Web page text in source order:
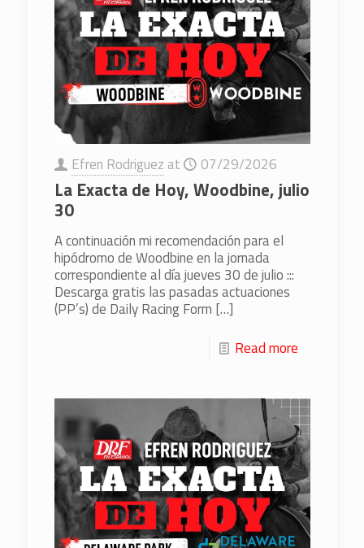
Efren Rodriguez at 07/29/2026
La Exacta de Hoy, Woodbine, julio
30
A continuación mi recomendación para el
hipódromo de Woodbine en la jornada
correspondiente al día jueves 30 de julio :::
Descarga gratis las pasadas actuaciones
(PP’s) de Daily Racing Form […]
Read more